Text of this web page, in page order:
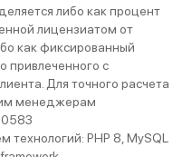
либо как процент
лицензиатом от
как фиксированный
привлеченного с
Для точного расчета
менеджерам
PHP 8, MySQL